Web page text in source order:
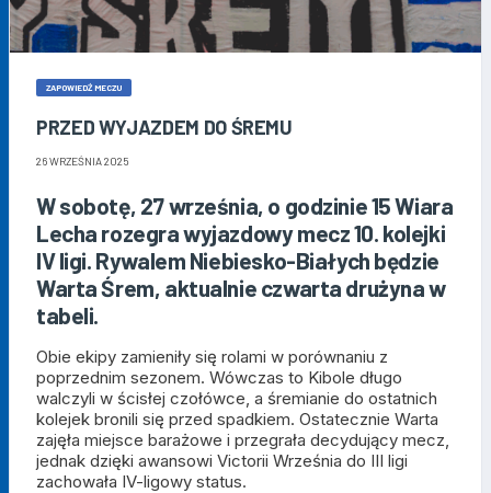
ZAPOWIEDŹ MECZU
PRZED WYJAZDEM DO ŚREMU
26 WRZEŚNIA 2025
W sobotę, 27 września, o godzinie 15 Wiara
Lecha rozegra wyjazdowy mecz 10. kolejki
IV ligi. Rywalem Niebiesko-Białych będzie
Warta Śrem, aktualnie czwarta drużyna w
tabeli.
Obie ekipy zamieniły się rolami w porównaniu z
poprzednim sezonem. Wówczas to Kibole długo
walczyli w ścisłej czołówce, a śremianie do ostatnich
kolejek bronili się przed spadkiem. Ostatecznie Warta
zajęła miejsce barażowe i przegrała decydujący mecz,
jednak dzięki awansowi Victorii Września do III ligi
zachowała IV-ligowy status.